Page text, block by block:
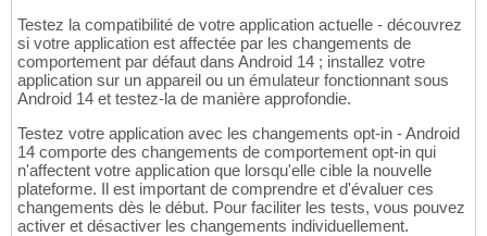
Testez la compatibilité de votre application actuelle - découvrez
si votre application est affectée par les changements de
comportement par défaut dans Android 14 ; installez votre
application sur un appareil ou un émulateur fonctionnant sous
Android 14 et testez-la de manière approfondie.
Testez votre application avec les changements opt-in - Android
14 comporte des changements de comportement opt-in qui
n'affectent votre application que lorsqu'elle cible la nouvelle
plateforme. Il est important de comprendre et d'évaluer ces
changements dès le début. Pour faciliter les tests, vous pouvez
activer et désactiver les changements individuellement.